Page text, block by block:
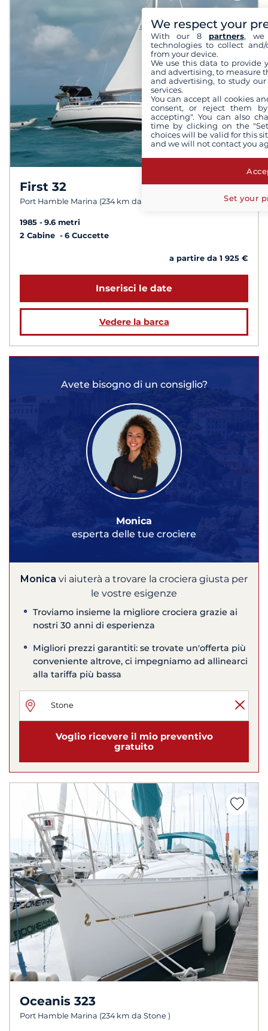
First 32
Port Hamble Marina (234 km da Stone )
1985
9.6 metri
2 Cabine
6 Cuccette
a partire da 1 925 €
Inserisci le date
Vedere la barca
Avete bisogno di un consiglio?
Monica
esperta delle tue crociere
Monica vi aiuterà a trovare la crociera giusta per
le vostre esigenze
Troviamo insieme la migliore crociera grazie ai
nostri 30 anni di esperienza
Migliori prezzi garantiti: se trovate un'offerta più
conveniente altrove, ci impegniamo ad allinearci
alla tariffa più bassa
Voglio ricevere il mio preventivo
gratuito
Oceanis 323
Port Hamble Marina (234 km da Stone )
We respect your
With our 8 partners, we
technologies to collect
from your device.
We use this data to provide
and advertising, to measure
and advertising, to study
services.
You can accept all cookies
consent, or reject them
accepting". You can also
time by clicking on the
choices will be valid for this
and we will not contact you
Set your